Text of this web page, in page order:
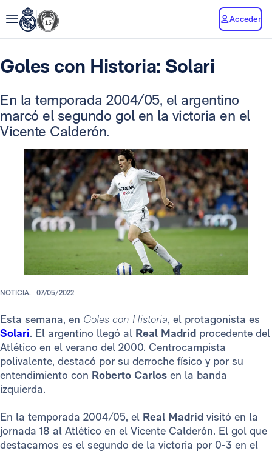
Acceder
Goles con Historia: Solari
En la temporada 2004/05, el argentino
marcó el segundo gol en la victoria en el
Vicente Calderón.
NOTICIA. 07/05/2022
Esta semana, en Goles con Historia, el protagonista es
Solari. El argentino llegó al Real Madrid procedente del
Atlético en el verano del 2000. Centrocampista
polivalente, destacó por su derroche físico y por su
entendimiento con Roberto Carlos en la banda
izquierda.
En la temporada 2004/05, el Real Madrid visitó en la
jornada 18 al Atlético en el Vicente Calderón. El gol que
destacamos es el segundo de la victoria por 0-3 en el